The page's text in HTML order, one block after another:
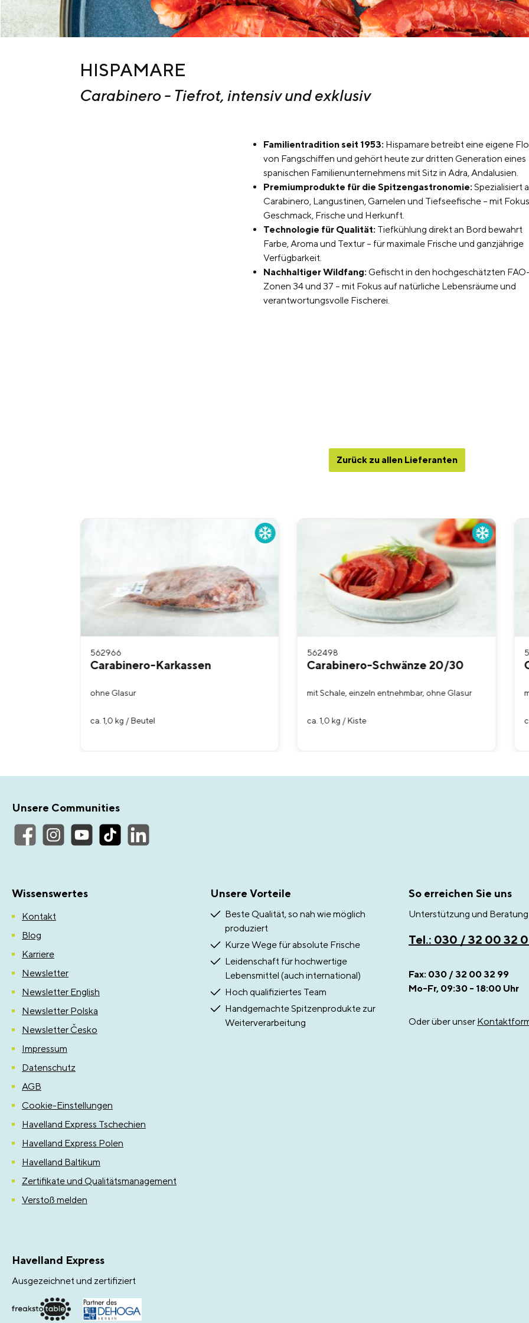
HISPAMARE
Carabinero - Tiefrot, intensiv und exklusiv
Familientradition seit 1953: Hispamare betreibt eine eigene
von Fangschiffen und gehört heute zur dritten Generation eines
spanischen Familienunternehmens mit Sitz in Adra, Andalusien.
Premiumprodukte für die Spitzengastronomie: Spezialisiert
Carabinero, Langustinen, Garnelen und Tiefseefische – mit
Geschmack, Frische und Herkunft.
Technologie für Qualität: Tiefkühlung direkt an Bord bewahrt
Farbe, Aroma und Textur – für maximale Frische und ganzjährige
Verfügbarkeit.
Nachhaltiger Wildfang: Gefischt in den hochgeschätzten
Zonen 34 und 37 – mit Fokus auf natürliche Lebensräume und
verantwortungsvolle Fischerei.
Zurück zu allen Lieferanten
Produktgalerie überspringen
562966
Carabinero-Karkassen
ohne Glasur
ca. 1,0 kg / Beutel
562498
Carabinero-Schwänze 20/30
mit Schale, einzeln entnehmbar, ohne Glasur
ca. 1,0 kg / Kiste
Unsere Communities
Wissenswertes
Kontakt
Blog
Karriere
Newsletter
Newsletter English
Newsletter Polska
Newsletter Česko
Impressum
Datenschutz
AGB
Cookie-Einstellungen
Havelland Express Tschechien
Havelland Express Polen
Havelland Baltikum
Zertifikate und Qualitätsmanagement
Verstoß melden
Unsere Vorteile
Beste Qualität, so nah wie möglich
produziert
Kurze Wege für absolute Frische
Leidenschaft für hochwertige
Lebensmittel (auch international)
Hoch qualifiziertes Team
Handgemachte Spitzenprodukte zur
Weiterverarbeitung
So erreichen Sie uns
Unterstützung und
Tel.: 030 / 32 00 32
Fax: 030 / 32 00 32 99
Mo-Fr, 09:30 - 18:00 Uhr
Oder über unser
Havelland Express
Ausgezeichnet und zertifiziert